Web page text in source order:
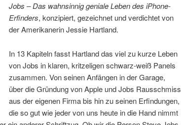
Jobs – Das wahnsinnig geniale Leben des iPhone-
Erfinders, konzipiert, gezeichnet und verdichtet von
der Amerikanerin Jessie Hartland.
In 13 Kapiteln fasst Hartland das viel zu kurze Leben
von Jobs in klaren, kritzeligen schwarz-weiß Panels
zusammen. Von seinen Anfängen in der Garage,
über die Gründung von Apple und Jobs Rausschmiss
aus der eigenen Firma bis hin zu seinen Erfindungen,
die so gut wie jeder von uns heute in die Hand nimmt